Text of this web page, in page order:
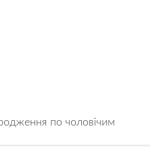
по чоловічим